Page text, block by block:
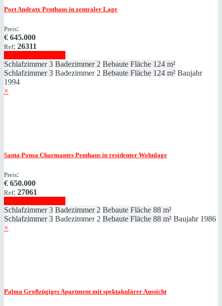
Port Andratx Penthaus in zentraler Lage
Preis:
€ 645.000
Ref: 26311
Schlafzimmer 3 Badezimmer 2 Bebaute Fläche 124 m²
Schlafzimmer 3 Badezimmer 2 Bebaute Fläche 124 m² Baujahr
1994
×
Santa Ponsa Charmantes Penthaus in residenter Wohnlage
Preis:
€ 650.000
Ref: 27061
Schlafzimmer 3 Badezimmer 2 Bebaute Fläche 88 m²
Schlafzimmer 3 Badezimmer 2 Bebaute Fläche 88 m² Baujahr 1986
×
Palma Großzügiges Apartment mit spektakulärer Aussicht